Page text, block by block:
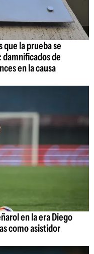
que la prueba se
de
en la causa
en la era Diego
como asistidor